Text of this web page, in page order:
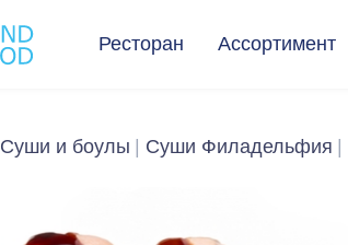
Ресторан Ассортимент
Суши и боулы Суши Филадельфия